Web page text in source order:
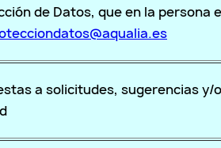
de Datos, que en la
a solicitudes, sugerencias y/